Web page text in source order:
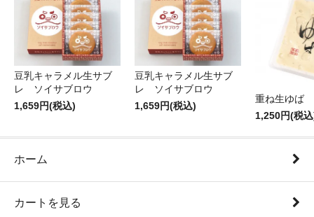
豆乳キャラメル生サブ
レ ソイサブロウ
1,659円(税込)
豆乳キャラメル生サブ
レ ソイサブロウ
1,659円(税込)
重ね生ゆば
1,250円(税
ホーム
カートを見る